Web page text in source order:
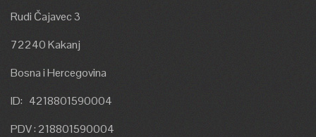
Rudi Čajavec 3
72240 Kakanj
Bosna i Hercegovina
ID: 4218801590004
PDV : 218801590004